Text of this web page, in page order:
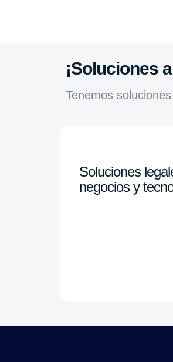
¡Soluciones
Tenemos
Soluciones
negocios y